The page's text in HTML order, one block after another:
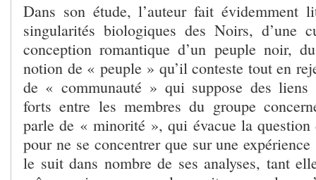
Dans son étude, l’auteur fait évidemment
singularités biologiques des Noirs, d’une
conception romantique d’un peuple noir,
notion de « peuple » qu’il conteste tout en
de « communauté » qui suppose des liens
forts entre les membres du groupe
parle de « minorité », qui évacue la
pour ne se concentrer que sur une
le suit dans nombre de ses analyses, tant